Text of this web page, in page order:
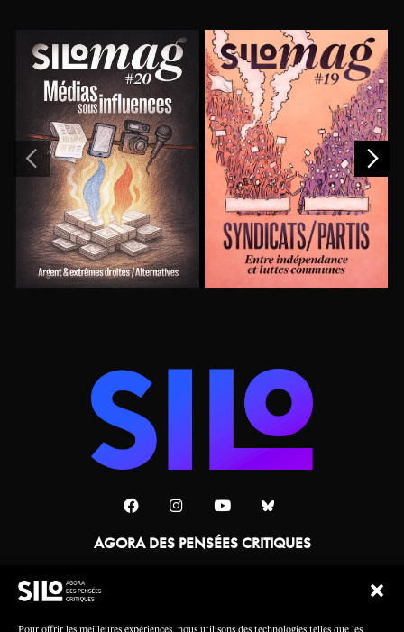
Pour offrir les meilleures expériences, nous utilisons des technologies telles que les
AGORA DES PENSÉES CRITIQUES